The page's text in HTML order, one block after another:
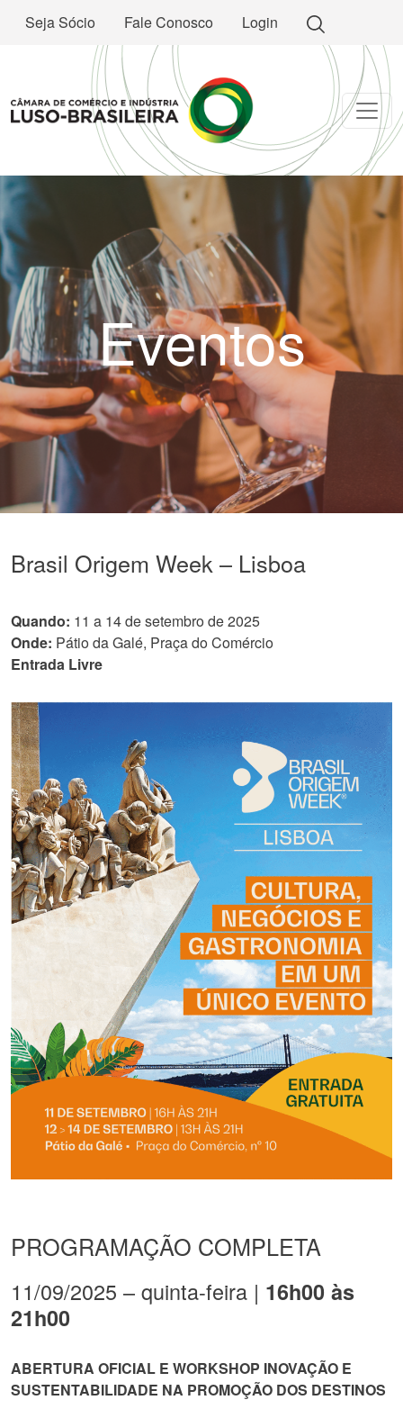
Seja Sócio Fale Conosco Login
Eventos
Brasil Origem Week – Lisboa
Quando: 11 a 14 de setembro de 2025
Onde: Pátio da Galé, Praça do Comércio
Entrada Livre
PROGRAMAÇÃO COMPLETA
11/09/2025 – quinta-feira | 16h00 às
21h00
ABERTURA OFICIAL E WORKSHOP INOVAÇÃO E
SUSTENTABILIDADE NA PROMOÇÃO DOS DESTINOS